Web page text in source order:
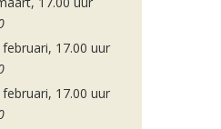
17.00 uur
17.00 uur